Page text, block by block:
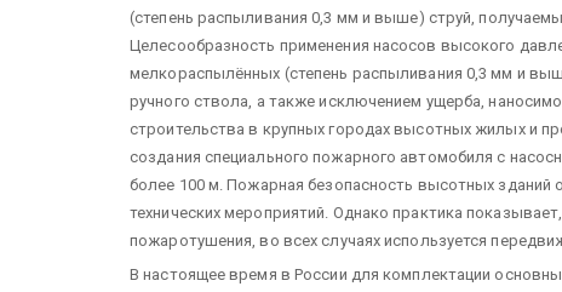
(степень распыливания 0,3 мм и выше) струй,
Целесообразность применения насосов высокого
мелкораспылённых (степень распыливания 0,3 мм и
ручного ствола, а также исключением ущерба,
строительства в крупных городах высотных жилых и
создания специального пожарного автомобиля с
более 100 м. Пожарная безопасность высотных зданий
технических мероприятий. Однако практика
пожаротушения, во всех случаях используется
В настоящее время в России для комплектации